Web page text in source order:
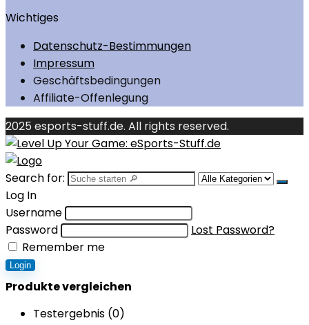
Wichtiges
Datenschutz-Bestimmungen
Impressum
Geschäftsbedingungen
Affiliate-Offenlegung
2025 esports-stuff.de. All rights reserved.
Search for:
Log In
Username
Password
Lost Password?
Remember me
Login
Produkte vergleichen
Testergebnis (0)